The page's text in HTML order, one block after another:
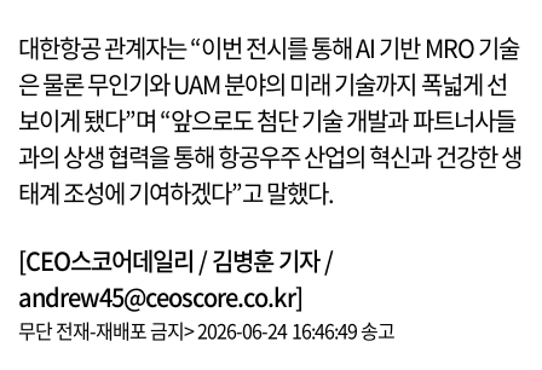
대한항공 관계자는 “이번 전시를 통해 AI 기반 MRO 기술
은 물론 무인기와 UAM 분야의 미래 기술까지 폭넓게 선
보이게 됐다”며 “앞으로도 첨단 기술 개발과 파트너사들
과의 상생 협력을 통해 항공우주 산업의 혁신과 건강한 생
태계 조성에 기여하겠다”고 말했다.
[CEO스코어데일리 / 김병훈 기자 /
andrew45@ceoscore.co.kr]
무단 전재-재배포 금지> 2026-06-24 16:46:49 송고